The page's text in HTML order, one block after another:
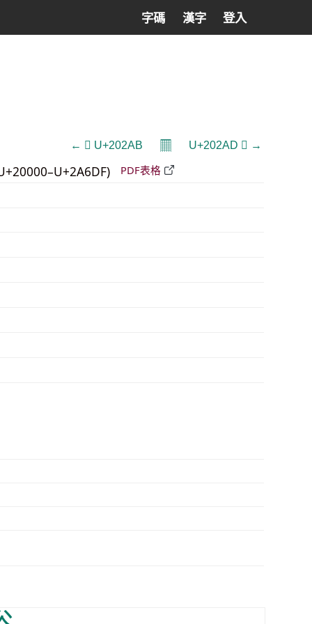
字碼 漢字 登入
← 𠊫 U+202AB 𝄜 U+202AD 𠊭 →
PDF表格